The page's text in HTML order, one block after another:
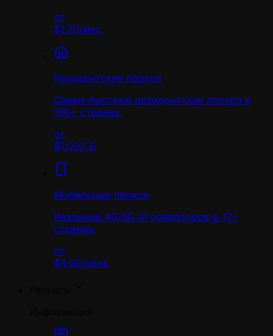
от
$1.70/мес
Резидентские прокси
Самые быстрые резидентские прокси в
190+ странах.
от
$1.00/ГБ
Мобильные прокси
Реальные 4G/5G IP операторов в 17+
странах.
от
$4.00/день